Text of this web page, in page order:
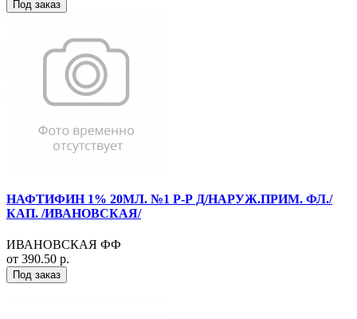
Под заказ
НАФТИФИН 1% 20МЛ. №1 Р-Р Д/НАРУЖ.ПРИМ. ФЛ./
КАП. /ИВАНОВСКАЯ/
ИВАНОВСКАЯ ФФ
от 390.50 р.
Под заказ